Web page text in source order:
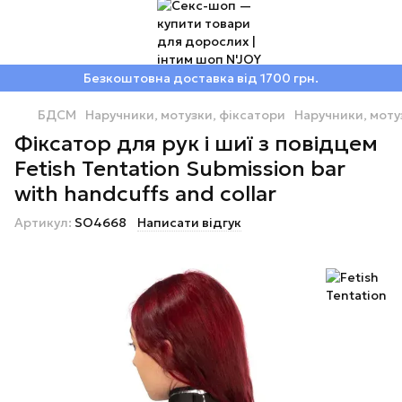
Безкоштовна доставка від 1700 грн.
БДСМ Наручники, мотузки, фіксатори Наручники,
Фіксатор для рук і шиї з повідцем
Fetish Tentation Submission bar
with handcuffs and collar
Артикул: SO4668 Написати відгук